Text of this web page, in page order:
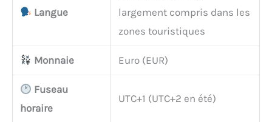
Langue
largement compris dans les
zones touristiques
Monnaie Euro (EUR)
Fuseau
horaire
UTC+1 (UTC+2 en été)